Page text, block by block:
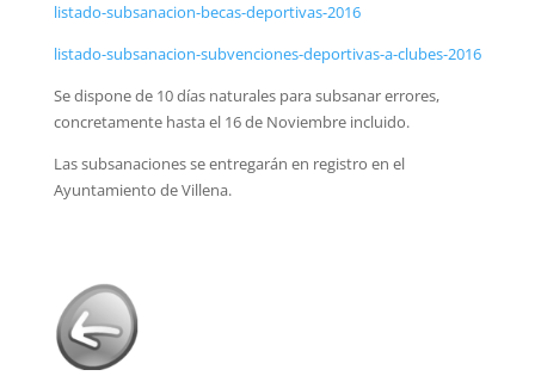
listado-subsanacion-becas-deportivas-2016
listado-subsanacion-subvenciones-deportivas-a-clubes-2016
Se dispone de 10 días naturales para subsanar errores,
concretamente hasta el 16 de Noviembre incluido.
Las subsanaciones se entregarán en registro en el
Ayuntamiento de Villena.